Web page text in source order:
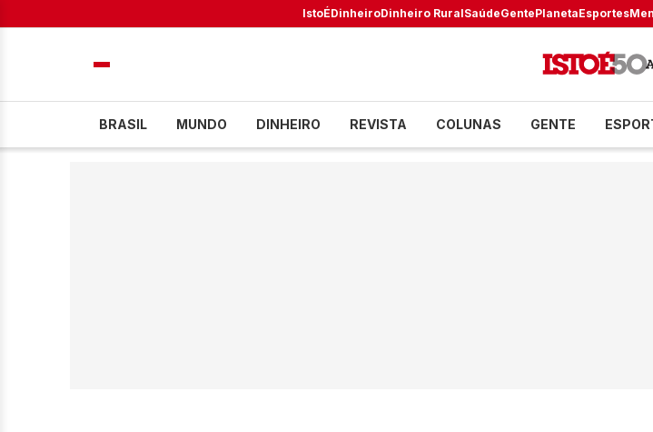
IstoÉDinheiroDinheiro RuralSaúdeGentePlanetaEsportes
BRASIL MUNDO DINHEIRO REVISTA COLUNAS GENTE